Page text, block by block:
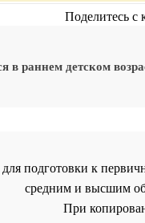
Поделитесь с
раннем детском
подготовки к
средним и высшим
При